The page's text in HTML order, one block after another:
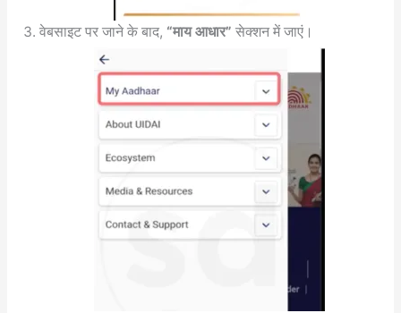
वेबसाइट पर जाने के बाद, “माय आधार” सेक्शन में जाएं।